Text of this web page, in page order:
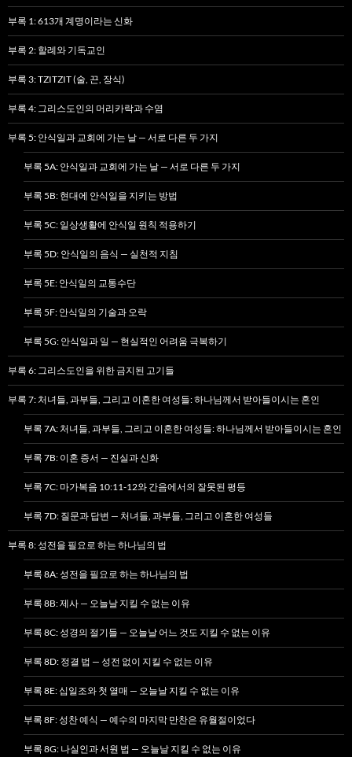
부록 1: 613개 계명이라는 신화
부록 2: 할례와 기독교인
부록 3: TZITZIT (술, 끈, 장식)
부록 4: 그리스도인의 머리카락과 수염
부록 5: 안식일과 교회에 가는 날 — 서로 다른 두 가지
부록 5A: 안식일과 교회에 가는 날 — 서로 다른 두 가지
부록 5B: 현대에 안식일을 지키는 방법
부록 5C: 일상생활에 안식일 원칙 적용하기
부록 5D: 안식일의 음식 — 실천적 지침
부록 5E: 안식일의 교통수단
부록 5F: 안식일의 기술과 오락
부록 5G: 안식일과 일 — 현실적인 어려움 극복하기
부록 6: 그리스도인을 위한 금지된 고기들
부록 7: 처녀들, 과부들, 그리고 이혼한 여성들: 하나님께서 받아들이시는 혼인
부록 7A: 처녀들, 과부들, 그리고 이혼한 여성들: 하나님께서 받아들이시는 혼인
부록 7B: 이혼 증서 — 진실과 신화
부록 7C: 마가복음 10:11-12와 간음에서의 잘못된 평등
부록 7D: 질문과 답변 — 처녀들, 과부들, 그리고 이혼한 여성들
부록 8: 성전을 필요로 하는 하나님의 법
부록 8A: 성전을 필요로 하는 하나님의 법
부록 8B: 제사 — 오늘날 지킬 수 없는 이유
부록 8C: 성경의 절기들 — 오늘날 어느 것도 지킬 수 없는 이유
부록 8D: 정결 법 — 성전 없이 지킬 수 없는 이유
부록 8E: 십일조와 첫 열매 — 오늘날 지킬 수 없는 이유
부록 8F: 성찬 예식 — 예수의 마지막 만찬은 유월절이었다
부록 8G: 나실인과 서원 법 — 오늘날 지킬 수 없는 이유